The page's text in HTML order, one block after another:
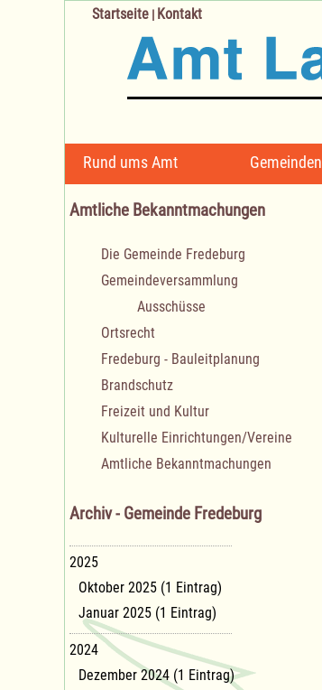
Navigation
überspringen
Rund ums Amt Gemeinden
Startseite | Kontakt
Amtliche Bekanntmachungen
Navigation
überspringen
Die Gemeinde Fredeburg
Gemeindeversammlung
Ausschüsse
Ortsrecht
Fredeburg - Bauleitplanung
Brandschutz
Freizeit und Kultur
Kulturelle Einrichtungen/Vereine
Amtliche Bekanntmachungen
Archiv - Gemeinde Fredeburg
2025
Oktober 2025 (1 Eintrag)
Januar 2025 (1 Eintrag)
2024
Dezember 2024 (1 Eintrag)